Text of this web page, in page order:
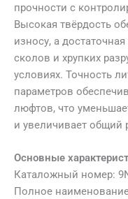
прочности с
Высокая твёрдость
износу, а
сколов и хрупких
условиях. Точность
параметров
люфтов, что
и увеличивает общий
Основные
Каталожный номер:
Полное